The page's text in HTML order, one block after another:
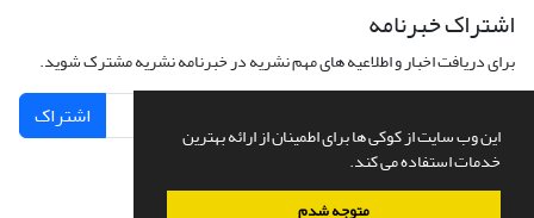
این وب سایت از کوکی ها برای اطمینان از ارائه بهترین
خدمات استفاده می کند.
متوجه شدم
اشتراک خبرنامه
برای دریافت اخبار و اطلاعیه های مهم نشریه در خبرنامه نشریه مشترک شوید.
اشتراک